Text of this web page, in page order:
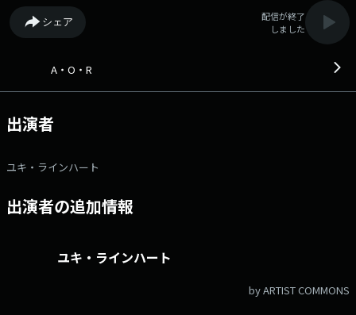
ダンなロックバー「ラインハート」へようこそ！ 今夜は「ロック・ドラ
マー列伝」第三夜。 「ジンジャー・ベイカー」の音楽史に残る逸話とと
もに 名盤から名曲をお届けします♪ ▽19:55〜 【 ふくしまFMニュー
ト：http://www.jfn.jp/aor/ メッセージフォーム：
シェア
配信が終了
しました
A・O・R
出演者
ユキ・ラインハート
出演者の追加情報
ユキ・ラインハート
by ARTIST COMMONS